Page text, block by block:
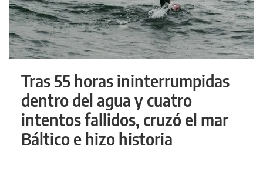
Tras 55 horas ininterrumpidas
dentro del agua y cuatro
intentos fallidos, cruzó el mar
Báltico e hizo historia